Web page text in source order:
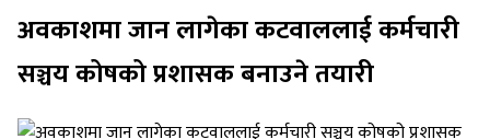
अवकाशमा जान लागेका कटवाललाई कर्मचारी
सञ्चय कोषको प्रशासक बनाउने तयारी